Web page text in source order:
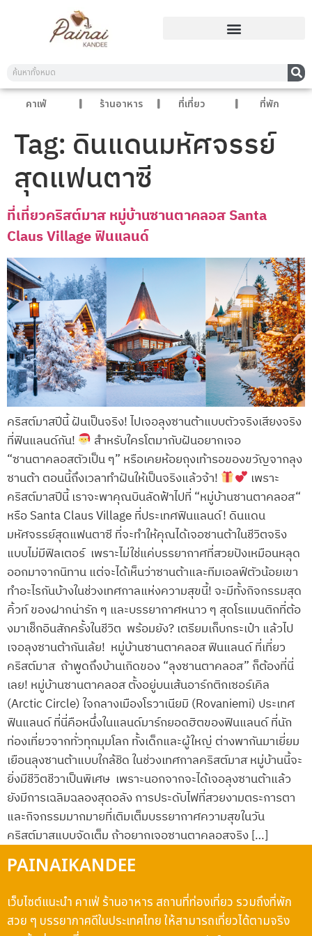
คาเฟ่ ร้านอาหาร ที่เที่ยว ที่พัก
Tag: ดินแดนมหัศจรรย์
สุดแฟนตาซี
ที่เที่ยวคริสต์มาส หมู่บ้านซานตาคลอส Santa
Claus Village ฟินแลนด์
คริสต์มาสปีนี้ ฝันเป็นจริง! ไปเจอลุงซานต้าแบบตัวจริงเสียงจริง
ที่ฟินแลนด์กัน!
สำหรับใครโตมากับฝันอยากเจอ
“ซานตาคลอสตัวเป็น ๆ” หรือเคยห้อยถุงเท้ารอของขวัญจากลุง
ซานต้า ตอนนี้ถึงเวลาทำฝันให้เป็นจริงแล้วจ้า!
เพราะ
คริสต์มาสปีนี้ เราจะพาคุณบินลัดฟ้าไปที่ “หมู่บ้านซานตาคลอส“
หรือ Santa Claus Village ที่ประเทศฟินแลนด์! ดินแดน
มหัศจรรย์สุดแฟนตาซี ที่จะทำให้คุณได้เจอซานต้าในชีวิตจริง
แบบไม่มีฟิลเตอร์ เพราะไม่ใช่แค่บรรยากาศที่สวยปังเหมือนหลุด
ออกมาจากนิทาน แต่จะได้เห็นว่าซานต้าและทีมเอลฟ์ตัวน้อยเขา
ทำอะไรกันบ้างในช่วงเทศกาลแห่งความสุขนี้! จะมีทั้งกิจกรรมสุด
คิ้วท์ ของฝากน่ารัก ๆ และบรรยากาศหนาว ๆ สุดโรแมนติกที่ต้อ
งมาเช็กอินสักครั้งในชีวิต พร้อมยัง? เตรียมเก็บกระเป๋า แล้วไป
เจอลุงซานต้ากันเล้ย! หมู่บ้านซานตาคลอส ฟินแลนด์ ที่เที่ยว
คริสต์มาส ถ้าพูดถึงบ้านเกิดของ “ลุงซานตาคลอส” ก็ต้องที่นี่
เลย! หมู่บ้านซานตาคลอส ตั้งอยู่บนเส้นอาร์กติกเซอร์เคิล
(Arctic Circle) ใจกลางเมืองโรวาเนียมิ (Rovaniemi) ประเทศ
ฟินแลนด์ ที่นี่คือหนึ่งในแลนด์มาร์กยอดฮิตของฟินแลนด์ ที่นัก
ท่องเที่ยวจากทั่วทุกมุมโลก ทั้งเด็กและผู้ใหญ่ ต่างพากันมาเยี่ยม
เยือนลุงซานต้าแบบใกล้ชิด ในช่วงเทศกาลคริสต์มาส หมู่บ้านนี้จะ
ยิ่งมีชีวิตชีวาเป็นพิเศษ เพราะนอกจากจะได้เจอลุงซานต้าแล้ว
ยังมีการเฉลิมฉลองสุดอลัง การประดับไฟที่สวยงามตระการตา
และกิจกรรมมากมายที่เติมเต็มบรรยากาศความสุขในวัน
คริสต์มาสแบบจัดเต็ม ถ้าอยากเจอซานตาคลอสจริง […]
PAINAIKANDEE
เว็บไซต์แนะนำ คาเฟ่ ร้านอาหาร สถานที่ท่องเที่ยว รวมถึงที่พัก
สวย ๆ บรรยากาศดีในประเทศไทย ให้สามารถเที่ยวได้ตามจริง